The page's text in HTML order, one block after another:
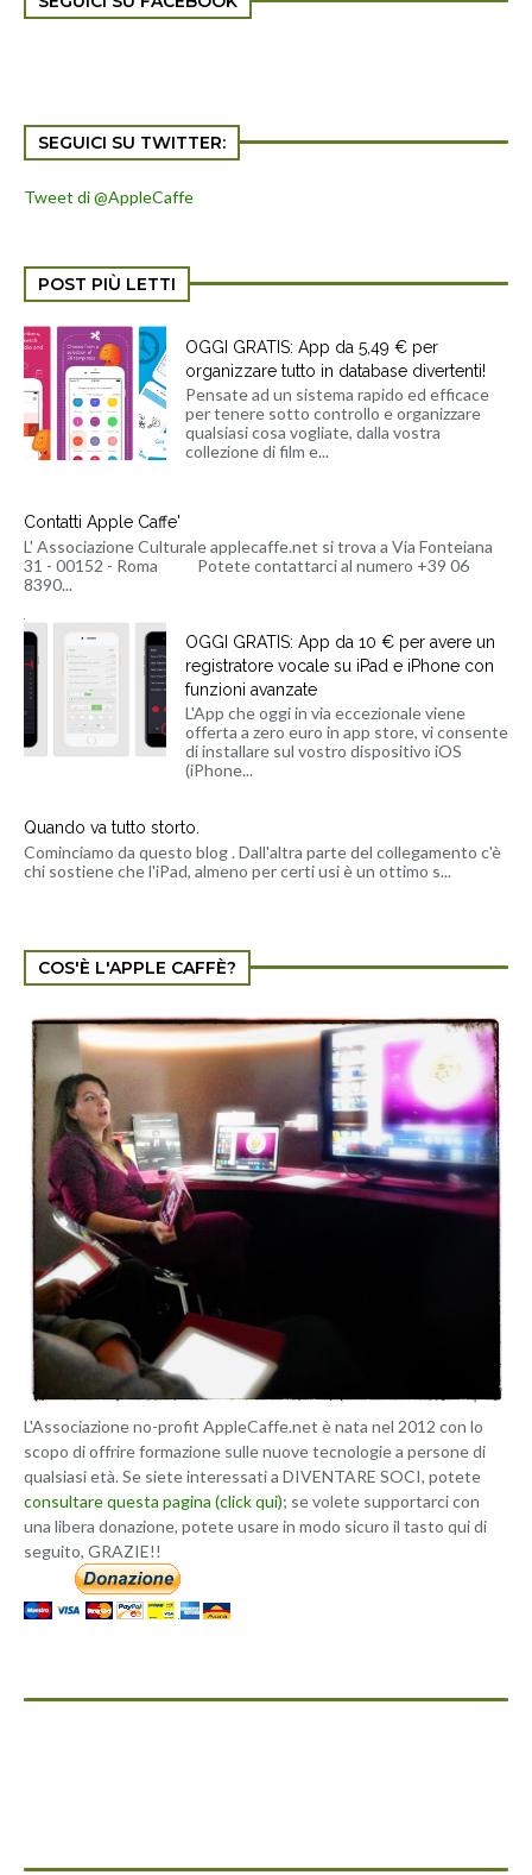
SEGUICI SU TWITTER:
Tweet di @AppleCaffe
POST PIÙ LETTI
OGGI GRATIS: App da 5,49 € per
organizzare tutto in database divertenti!
Pensate ad un sistema rapido ed efficace
per tenere sotto controllo e organizzare
qualsiasi cosa vogliate, dalla vostra
collezione di film e...
Contatti Apple Caffe'
L' Associazione Culturale applecaffe.net si trova a Via Fonteiana
31 - 00152 - Roma Potete contattarci al numero +39 06
8390...
OGGI GRATIS: App da 10 € per avere un
registratore vocale su iPad e iPhone con
funzioni avanzate
L'App che oggi in via eccezionale viene
offerta a zero euro in app store, vi consente
di installare sul vostro dispositivo iOS
(iPhone...
Quando va tutto storto.
Cominciamo da questo blog . Dall'altra parte del collegamento c'è
chi sostiene che l'iPad, almeno per certi usi è un ottimo s...
COS'È L'APPLE CAFFÈ?
L'Associazione no-profit AppleCaffe.net è nata nel 2012 con lo
scopo di offrire formazione sulle nuove tecnologie a persone di
qualsiasi età. Se siete interessati a DIVENTARE SOCI, potete
consultare questa pagina (click qui); se volete supportarci con
una libera donazione, potete usare in modo sicuro il tasto qui di
seguito, GRAZIE!!